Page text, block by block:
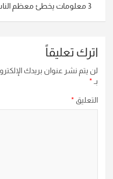
3 معلومات يخطئ معظم الناس في فهمها بشأن الاكتئاب
اترك تعليقاً
لن يتم نشر عنوان بريدك
بـ *
التعليق *